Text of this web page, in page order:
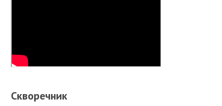
Скворечник